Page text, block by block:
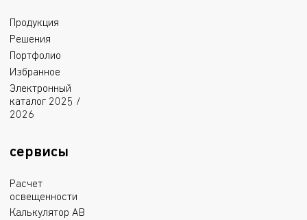
Продукция
Решения
Портфолио
Избранное
Электронный
каталог 2025 /
2026
сервисы
Расчет
освещенности
Калькулятор АВ